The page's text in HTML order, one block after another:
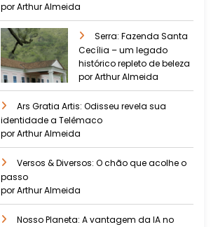
por Arthur Almeida
Serra: Fazenda Santa
Cecília – um legado
histórico repleto de beleza
por Arthur Almeida
Ars Gratia Artis: Odisseu revela sua
identidade a Telêmaco
por Arthur Almeida
Versos & Diversos: O chão que acolhe o
passo
por Arthur Almeida
Nosso Planeta: A vantagem da IA no